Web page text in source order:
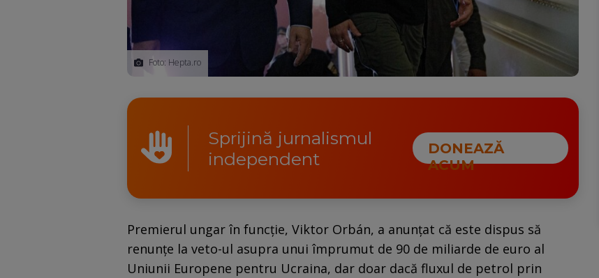
Foto: Hepta.ro
Sprijină jurnalismul
independent
DONEAZĂ
ACUM
Premierul ungar în funcție, Viktor Orbán, a anunțat că este dispus să
renunțe la veto-ul asupra unui împrumut de 90 de miliarde de euro al
Uniunii Europene pentru Ucraina, dar doar dacă fluxul de petrol prin